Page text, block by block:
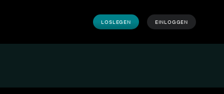
LOSLEGEN EINLOGGEN